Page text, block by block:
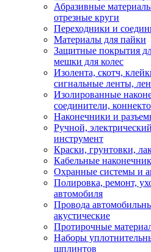
Абразивные
отрезные круги
Переходники и
Материалы для пайки
Защитные покрытия
мешки для колес
Изолента, скотч,
сигнальные ленты,
Изолированные
соединители,
Наконечники и
Ручной,
инструмент
Краски, грунтовки,
Кабельные
Охранные системы и
Полировка, ремонт,
автомобиля
Провода
акустические
Протирочные
Наборы
шплинтов